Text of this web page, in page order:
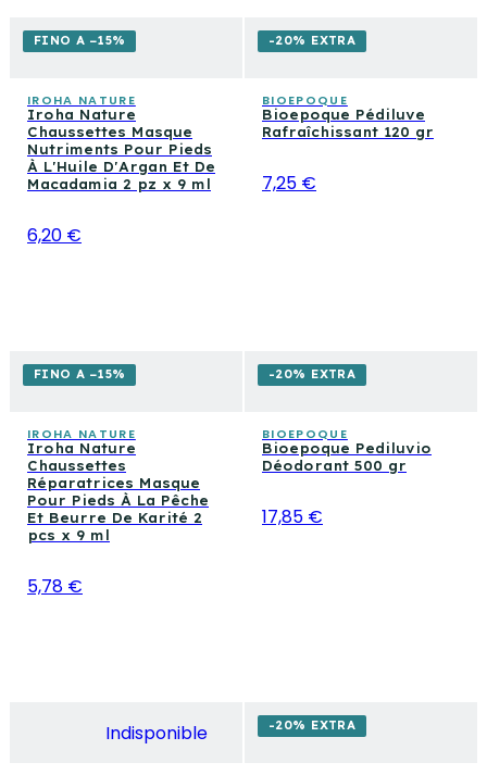
FINO A −15%
IROHA NATURE
Iroha Nature
Chaussettes Masque
Nutriments Pour Pieds
À L'Huile D'Argan Et De
Macadamia 2 pz x 9 ml
6,20 €
-20% EXTRA
BIOEPOQUE
Bioepoque Pédiluve
Rafraîchissant 120 gr
7,25 €
FINO A −15%
IROHA NATURE
Iroha Nature
Chaussettes
Réparatrices Masque
Pour Pieds À La Pêche
Et Beurre De Karité 2
pcs x 9 ml
5,78 €
-20% EXTRA
BIOEPOQUE
Bioepoque Pediluvio
Déodorant 500 gr
17,85 €
Indisponible -20% EXTRA